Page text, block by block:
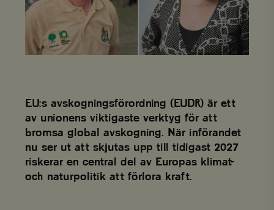
EU:s avskogningsförordning (EUDR) är ett
av unionens viktigaste verktyg för att
bromsa global avskogning. När införandet
nu ser ut att skjutas upp till tidigast 2027
riskerar en central del av Europas klimat-
och naturpolitik att förlora kraft.